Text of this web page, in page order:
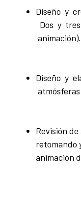
Diseño y
Dos y
animación).
Diseño y
Revisión
retomando
animación